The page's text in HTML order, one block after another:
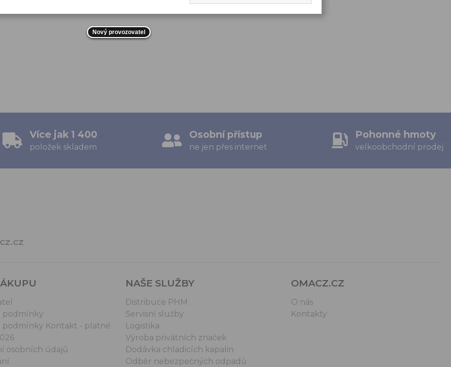
Více jak 1 400
položek skladem
Osobní přístup
ne jen přes internet
Pohonné hmoty
velkoobchodní prodej
podmínky
podmínky Kontakt - platné
osobních údajů
NAŠE SLUŽBY
Distribuce PHM
Servisní služby
Logistika
Výroba privátních značek
Dodávka chladicích kapalin
Odběr nebezpečných odpadů
OMACZ.CZ
O nás
Kontakty
Nový provozovatel